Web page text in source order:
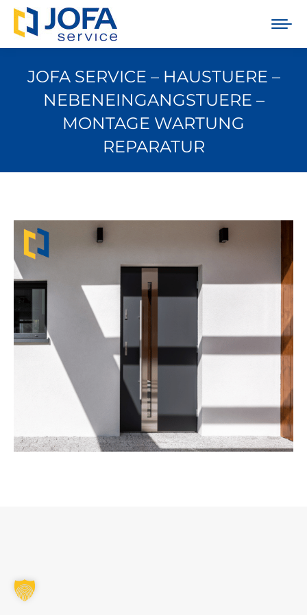
JOFA SERVICE – HAUSTUERE –
NEBENEINGANGSTUERE –
MONTAGE WARTUNG
REPARATUR